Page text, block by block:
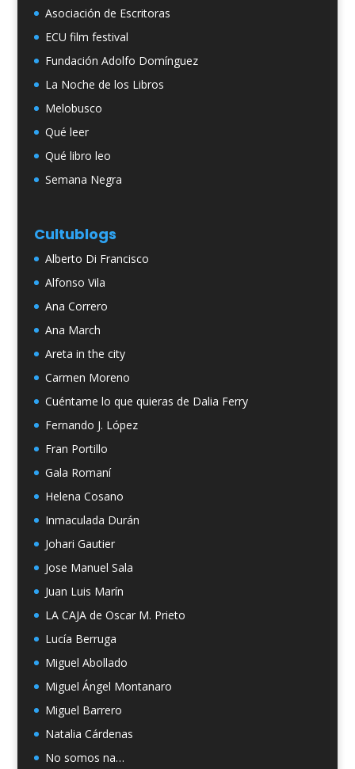
Asociación de Escritoras
ECU film festival
Fundación Adolfo Domínguez
La Noche de los Libros
Melobusco
Qué leer
Qué libro leo
Semana Negra
Cultublogs
Alberto Di Francisco
Alfonso Vila
Ana Correro
Ana March
Areta in the city
Carmen Moreno
Cuéntame lo que quieras de Dalia Ferry
Fernando J. López
Fran Portillo
Gala Romaní
Helena Cosano
Inmaculada Durán
Johari Gautier
Jose Manuel Sala
Juan Luis Marín
LA CAJA de Oscar M. Prieto
Lucía Berruga
Miguel Abollado
Miguel Ángel Montanaro
Miguel Barrero
Natalia Cárdenas
No somos na…